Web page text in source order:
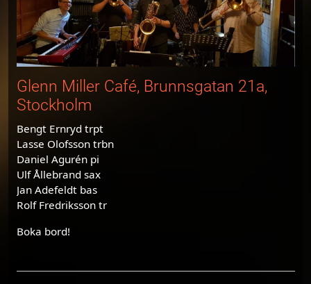
Glenn Miller Café, Brunnsgatan 21a,
Stockholm
Bengt Ernryd trpt
Lasse Olofsson trbn
Daniel Agurén pi
Ulf Ållebrand sax
Jan Adefeldt bas
Rolf Fredriksson tr
Boka bord!